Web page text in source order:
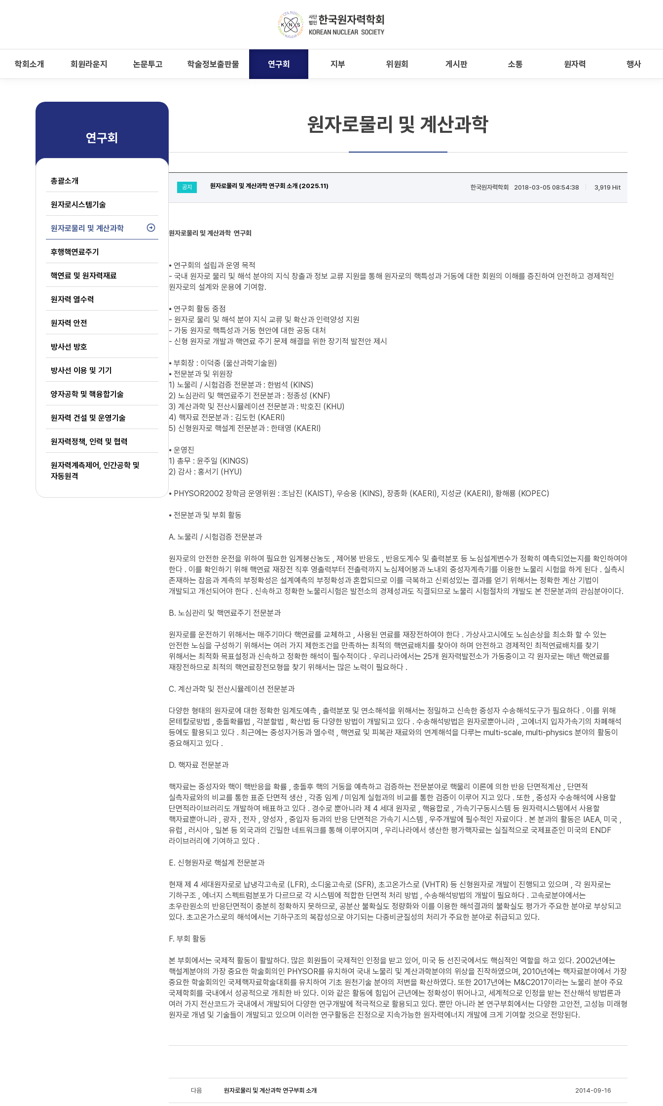
학회소개 회원라운지 논문투고 학술정보출판물 연구회 지부 위원회 게시판 소통 원자력 행사
연구회
총괄소개
원자로시스템기술
원자로물리 및 계산과학
후행핵연료주기
핵연료 및 원자력재료
원자력 열수력
원자력 안전
방사선 방호
방사선 이용 및 기기
양자공학 및 핵융합기술
원자력 건설 및 운영기술
원자력정책, 인력 및 협력
원자력계측제어, 인간공학 및
자동원격
원자로물리 및 계산과학
공지 원자로물리 및 계산과학 연구회 소개 (2025.11) 한국원자력학회| 2018-03-05 08:54:38 3,919 Hit
원자로물리 및 계산과학 연구회
⦁ 연구회의 설립과 운영 목적
- 국내 원자로 물리 및 해석 분야의 지식 창출과 정보 교류 지원을 통해 원자로의 핵특성과 거동에 대한 회원의 이해를 증진하여 안전하고 경제적인
원자로의 설계와 운용에 기여함.
⦁ 연구회 활동 중점
- 원자로 물리 및 해석 분야 지식 교류 및 확산과 인력양성 지원
- 가동 원자로 핵특성과 거동 현안에 대한 공동 대처
- 신형 원자로 개발과 핵연료 주기 문제 해결을 위한 장기적 발전안 제시
⦁ 부회장 : 이덕중 (울산과학기술원)
⦁ 전문분과 및 위원장
1) 노물리 / 시험검증 전문분과 : 한범석 (KINS)
2) 노심관리 및 핵연료주기 전문분과 : 정종성 (KNF)
3) 계산과학 및 전산시뮬레이션 전문분과 : 박호진 (KHU)
4) 핵자료 전문분과 : 김도헌 (KAERI)
5) 신형원자로 핵설계 전문분과 : 한태영 (KAERI)
⦁ 운영진
1) 총무 : 윤주일 (KINGS)
2) 감사 : 홍서기 (HYU)
⦁ PHYSOR2002 장학금 운영위원 : 조남진 (KAIST), 우승웅 (KINS), 장종화 (KAERI), 지성균 (KAERI), 황해룡 (KOPEC)
⦁ 전문분과 및 부회 활동
A. 노물리 / 시험검증 전문분과
원자로의 안전한 운전을 위하여 필요한 임계붕산농도 , 제어봉 반응도 , 반응도계수 및 출력분포 등 노심설계변수가 정확히 예측되었는지를 확인하여야
한다 . 이를 확인하기 위해 핵연료 재장전 직후 영출력부터 전출력까지 노심제어봉과 노내외 중성자계측기를 이용한 노물리 시험을 하게 된다 . 실측시
존재하는 잡음과 계측의 부정확성은 설계예측의 부정확성과 혼합되므로 이를 극복하고 신뢰성있는 결과를 얻기 위해서는 정확한 계산 기법이
개발되고 개선되어야 한다 . 신속하고 정확한 노물리시험은 발전소의 경제성과도 직결되므로 노물리 시험절차의 개발도 본 전문분과의 관심분야이다.
B. 노심관리 및 핵연료주기 전문분과
원자로를 운전하기 위해서는 매주기마다 핵연료를 교체하고 , 사용된 연료를 재장전하여야 한다 . 가상사고시에도 노심손상을 최소화 할 수 있는
안전한 노심을 구성하기 위해서는 여러 가지 제한조건을 만족하는 최적의 핵연료배치를 찾아야 하며 안전하고 경제적인 최적연료배치를 찾기
위해서는 최적화 목표설정과 신속하고 정확한 해석이 필수적이다 . 우리나라에서는 25개 원자력발전소가 가동중이고 각 원자로는 매년 핵연료를
재장전하므로 최적의 핵연료장전모형을 찾기 위해서는 많은 노력이 필요하다 .
C. 계산과학 및 전산시뮬레이션 전문분과
다양한 형태의 원자로에 대한 정확한 임계도예측 , 출력분포 및 연소해석을 위해서는 정밀하고 신속한 중성자 수송해석도구가 필요하다 . 이를 위해
몬테칼로방법 , 충돌확률법 , 각분할법 , 확산법 등 다양한 방법이 개발되고 있다 . 수송해석방법은 원자로뿐아니라 , 고에너지 입자가속기의 차폐해석
등에도 활용되고 있다 . 최근에는 중성자거동과 열수력 , 핵연료 및 피복관 재료와의 연계해석을 다루는 multi-scale, multi-physics 분야의 활동이
중요해지고 있다 .
D. 핵자료 전문분과
핵자료는 중성자와 핵이 핵반응을 확률 , 충돌후 핵의 거동을 예측하고 검증하는 전문분야로 핵물리 이론에 의한 반응 단면적계산 , 단면적
실측자료와의 비교를 통한 표준 단면적 생산 , 각종 임계 / 미임계 실험과의 비교를 통한 검증이 이루어 지고 있다 . 또한 , 중성자 수송해석에 사용할
단면적라이브러리도 개발하여 배표하고 있다 . 경수로 뿐아니라 제 4 세대 원자로 , 핵융합로 , 가속기구동시스템 등 원자력시스템에서 사용할
핵자료뿐아니라 , 광자 , 전자 , 양성자 , 중입자 등과의 반응 단면적은 가속기 시스템 , 우주개발에 필수적인 자료이다 . 본 분과의 활동은 IAEA, 미국 ,
유럽 , 러시아 , 일본 등 외국과의 긴밀한 네트워크를 통해 이루어지며 , 우리나라에서 생산한 평가핵자료는 실질적으로 국제표준인 미국의 ENDF
라이브러리에 기여하고 있다 .
E. 신형원자로 핵설계 전문분과
현재 제 4 세대원자로로 납냉각고속로 (LFR), 소디움고속로 (SFR), 초고온가스로 (VHTR) 등 신형원자로 개발이 진행되고 있으며 , 각 원자로는
기하구조 , 에너지 스펙트럼분포가 다르므로 각 시스템에 적합한 단면적 처리 방법 , 수송해석방법의 개발이 필요하다 . 고속로분야에서는
초우란원소의 반응단면적이 충분히 정확하지 못하므로, 공분산 불확실도 정량화와 이를 이용한 해석결과의 불확실도 평가가 주요한 분야로 부상되고
있다. 초고온가스로의 해석에서는 기하구조의 복잡성으로 야기되는 다중비균질성의 처리가 주요한 분야로 취급되고 있다.
F. 부회 활동
본 부회에서는 국제적 활동이 활발하다. 많은 회원들이 국제적인 인정을 받고 있어, 미국 등 선진국에서도 핵심적인 역할을 하고 있다. 2002년에는
핵설계분야의 가장 중요한 학술회의인 PHYSOR를 유치하여 국내 노물리 및 계산과학분야의 위상을 진작하였으며, 2010년에는 핵자료분야에서 가장
중요한 학술회의인 국제핵자료학술대회를 유치하여 기초 원천기술 분야의 저변을 확산하였다. 또한 2017년에는 M&C2017이라는 노물리 분야 주요
국제학회를 국내에서 성공적으로 개최한 바 있다. 이와 같은 활동에 힘입어 근년에는 정확성이 뛰어나고, 세계적으로 인정을 받는 전산해석 방법론과
여러 가지 전산코드가 국내에서 개발되어 다양한 연구개발에 적극적으로 활용되고 있다. 뿐만 아니라 본 연구부회에서는 다양한 고안전, 고성능 미래형
원자로 개념 및 기술들이 개발되고 있으며 이러한 연구활동은 진정으로 지속가능한 원자력에너지 개발에 크게 기여할 것으로 전망된다.
다음 원자로물리 및 계산과학 연구부회 소개 2014-09-16